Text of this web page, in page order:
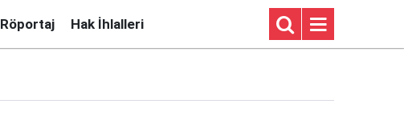
Röportaj Hak İhlalleri